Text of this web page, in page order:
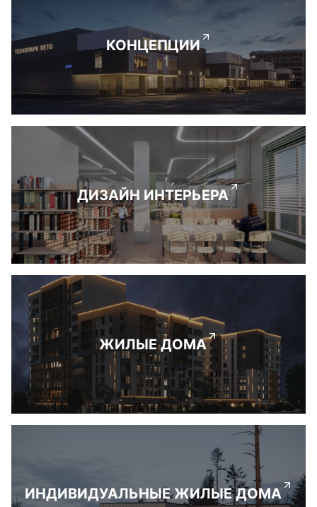
КОНЦЕПЦИИ
ДИЗАЙН ИНТЕРЬЕРА
ЖИЛЫЕ ДОМА
ИНДИВИДУАЛЬНЫЕ ЖИЛЫЕ ДОМА